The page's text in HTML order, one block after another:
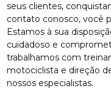
seus clientes,
contato conosco, você
Estamos à sua
cuidadoso e
trabalhamos com
motociclista e direção
nossos especialistas.